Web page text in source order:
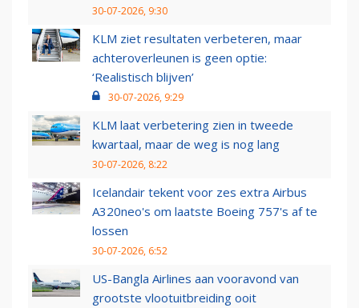
30-07-2026, 9:30
KLM ziet resultaten verbeteren, maar
achteroverleunen is geen optie:
‘Realistisch blijven’
30-07-2026, 9:29
KLM laat verbetering zien in tweede
kwartaal, maar de weg is nog lang
30-07-2026, 8:22
Icelandair tekent voor zes extra Airbus
A320neo's om laatste Boeing 757's af te
lossen
30-07-2026, 6:52
US-Bangla Airlines aan vooravond van
grootste vlootuitbreiding ooit